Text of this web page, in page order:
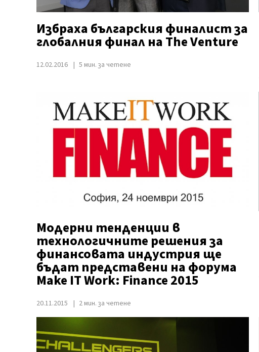
Избраха българския финалист за
глобалния финал на The Venture
12.02.2016 5 мин. за четене
Модерни тенденции в
технологичните решения за
финансовата индустрия ще
бъдат представени на форума
Make IT Work: Finance 2015
20.11.2015 2 мин. за четене